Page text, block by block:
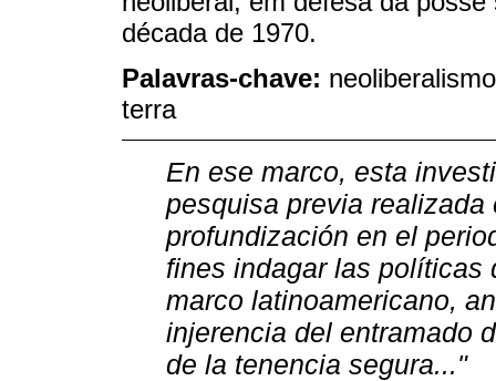
década de 1970.
Palavras-chave:
terra
En ese marco, esta
pesquisa previa
profundización en el
fines indagar las políticas
marco latinoamericano,
injerencia del entramado
de la tenencia segura..."